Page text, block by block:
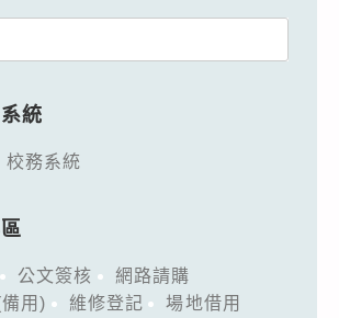
統
務系統
公文簽核
網路請購
用)
維修登記
場地借用